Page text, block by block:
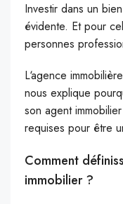
Investir dans un
évidente. Et pour
personnes
L‘agence
nous explique
son agent
requises pour être
Comment
immobilier ?